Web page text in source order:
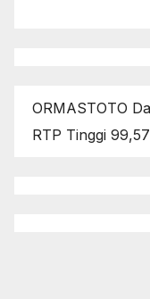
ORMASTOTO
RTP Tinggi